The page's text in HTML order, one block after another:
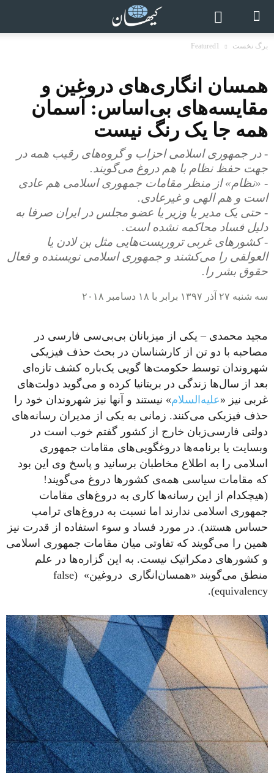
برگ نخست Featured1
همسان انگاری‌های دروغین و
مقایسه‌های بی‌اساس: آسمان
همه جا یک رنگ نیست
- در جمهوری اسلامی احزاب و گروه‌های رقیب همه در
جهت حفظ نظام با هم دروغ می‌گویند.
- «نظام» از منظر مقامات جمهوری اسلامی هم عادی
است و هم الهی و غیرعادی.
- حتی یک مدیر یا وزیر یا عضو مجلس در ایران صرفا به
دلیل فساد محاکمه نشده است.
- کشورهای غربی تروریست‌هایی مثل بن لادن یا
العولقی را می‌کشند و جمهوری اسلامی نویسنده و فعال
حقوق بشر را.
سه شنبه ۲۷ آذر ۱۳۹۷ برابر با ۱۸ دسامبر ۲۰۱۸
مجید محمدی – یکی از میزبانان بی‌بی‌سی فارسی در
مصاحبه با دو تن از کارشناسان در بحث حذف فیزیکی
شهروندان توسط حکومت‌ها گویی یک‌باره کشف تازه‌ای
بعد از سال‌ها زندگی در بریتانیا کرده و می‌گوید دولت‌های
غربی نیز «علیه‌السلام» نیستند و آنها نیز شهروندان خود را
حذف فیزیکی می‌کنند. زمانی به یکی از مدیران رسانه‌های
دولتی فارسی‌زبان خارج از کشور گفتم خوب است در
وبسایت یا برنامه‌ها دروغگویی‌های مقامات جمهوری
اسلامی را به اطلاع مخاطبان برسانید و پاسخ وی این بود
که مقامات سیاسی همه‌ی کشورها دروغ می‌گویند!
(هیچکدام از این رسانه‌ها کاری به دروغ‌های مقامات
جمهوری اسلامی ندارند اما نسبت به دروغ‌های ترامپ
حساس هستند). در مورد فساد و سوء استفاده از قدرت نیز
همین را می‌گویند که تفاوتی میان مقامات جمهوری اسلامی
و کشورهای دمکراتیک نیست. به این گزاره‌ها در علم
منطق می‌گویند «همسان‌انگاری دروغین» (false
equivalency).